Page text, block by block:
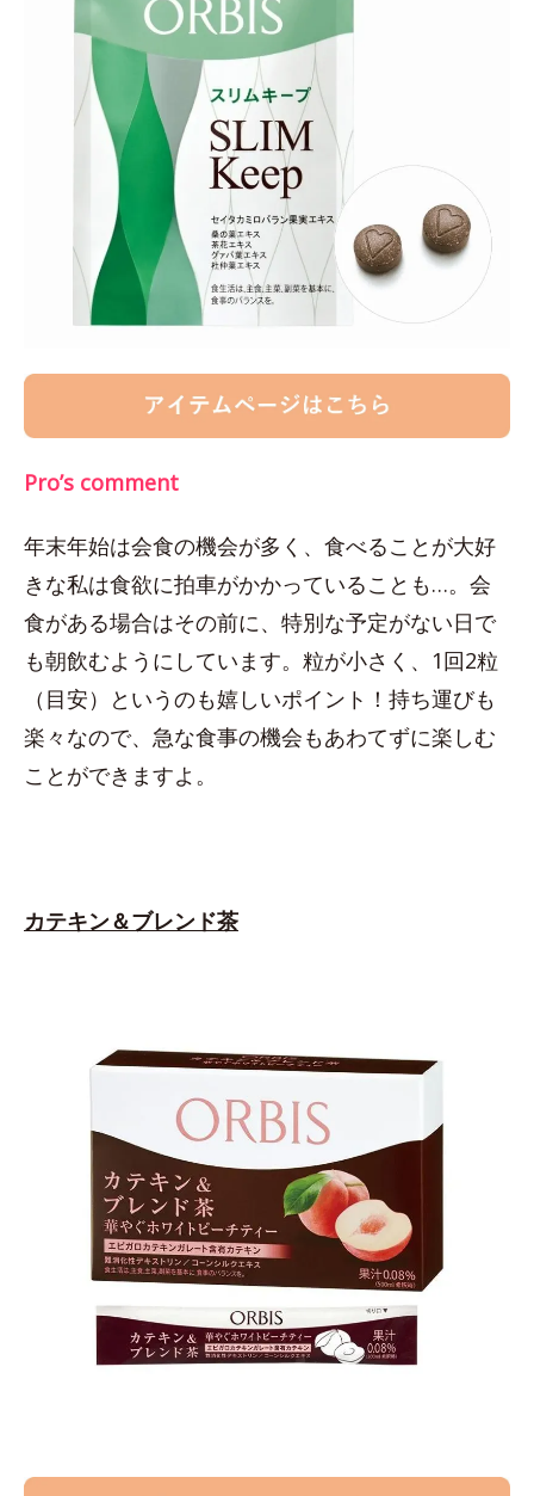
Pro’s comment
年末年始は会食の機会が多く、食べることが大好
きな私は食欲に拍車がかかっていることも…。会
食がある場合はその前に、特別な予定がない日で
も朝飲むようにしています。粒が小さく、1回2粒
（目安）というのも嬉しいポイント！持ち運びも
楽々なので、急な食事の機会もあわてずに楽しむ
ことができますよ。
カテキン＆ブレンド茶